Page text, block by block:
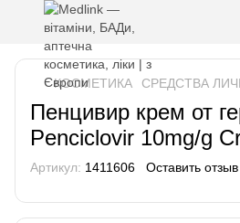
КОСМЕТИКА СРЕДСТВА
Пенцивир крем от
Penciclovir 10mg/g
Артикул: 1411606 Оставить отзыв